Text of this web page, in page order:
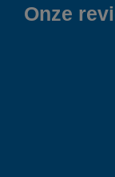
Onze